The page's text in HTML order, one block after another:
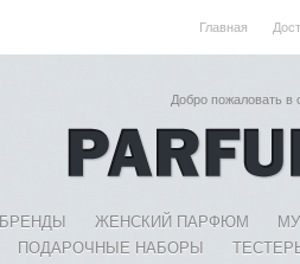
Главная
Добро пожаловать
БРЕНДЫ ЖЕНСКИЙ ПАРФЮМ
ПОДАРОЧНЫЕ НАБОРЫ